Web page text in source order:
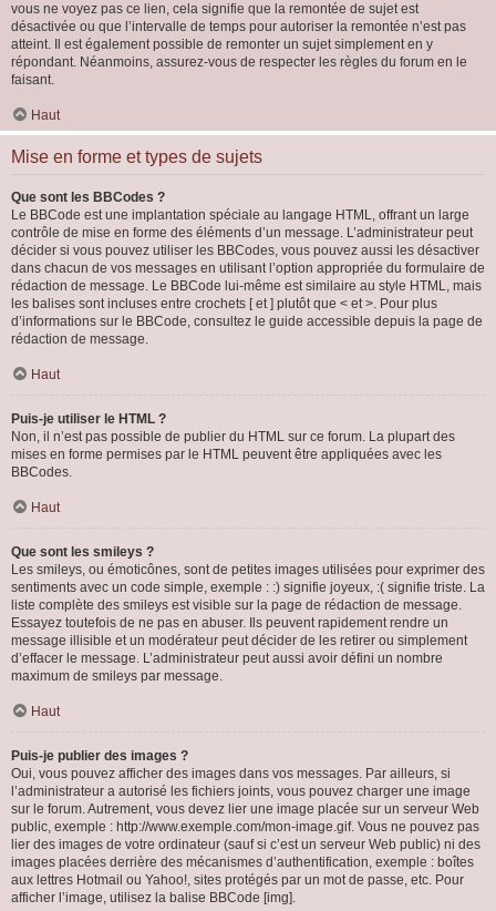
vous ne voyez pas ce lien, cela signifie que la remontée de sujet est
désactivée ou que l’intervalle de temps pour autoriser la remontée n’est pas
atteint. Il est également possible de remonter un sujet simplement en y
répondant. Néanmoins, assurez-vous de respecter les règles du forum en le
faisant.
Haut
Mise en forme et types de sujets
Que sont les BBCodes ?
Le BBCode est une implantation spéciale au langage HTML, offrant un large
contrôle de mise en forme des éléments d’un message. L’administrateur peut
décider si vous pouvez utiliser les BBCodes, vous pouvez aussi les désactiver
dans chacun de vos messages en utilisant l’option appropriée du formulaire de
rédaction de message. Le BBCode lui-même est similaire au style HTML, mais
les balises sont incluses entre crochets [ et ] plutôt que < et >. Pour plus
d’informations sur le BBCode, consultez le guide accessible depuis la page de
rédaction de message.
Haut
Puis-je utiliser le HTML ?
Non, il n’est pas possible de publier du HTML sur ce forum. La plupart des
mises en forme permises par le HTML peuvent être appliquées avec les
BBCodes.
Haut
Que sont les smileys ?
Les smileys, ou émoticônes, sont de petites images utilisées pour exprimer des
sentiments avec un code simple, exemple : :) signifie joyeux, :( signifie triste. La
liste complète des smileys est visible sur la page de rédaction de message.
Essayez toutefois de ne pas en abuser. Ils peuvent rapidement rendre un
message illisible et un modérateur peut décider de les retirer ou simplement
d’effacer le message. L’administrateur peut aussi avoir défini un nombre
maximum de smileys par message.
Haut
Puis-je publier des images ?
Oui, vous pouvez afficher des images dans vos messages. Par ailleurs, si
l’administrateur a autorisé les fichiers joints, vous pouvez charger une image
sur le forum. Autrement, vous devez lier une image placée sur un serveur Web
public, exemple : http://www.exemple.com/mon-image.gif. Vous ne pouvez pas
lier des images de votre ordinateur (sauf si c’est un serveur Web public) ni des
images placées derrière des mécanismes d’authentification, exemple : boîtes
aux lettres Hotmail ou Yahoo!, sites protégés par un mot de passe, etc. Pour
afficher l’image, utilisez la balise BBCode [img].